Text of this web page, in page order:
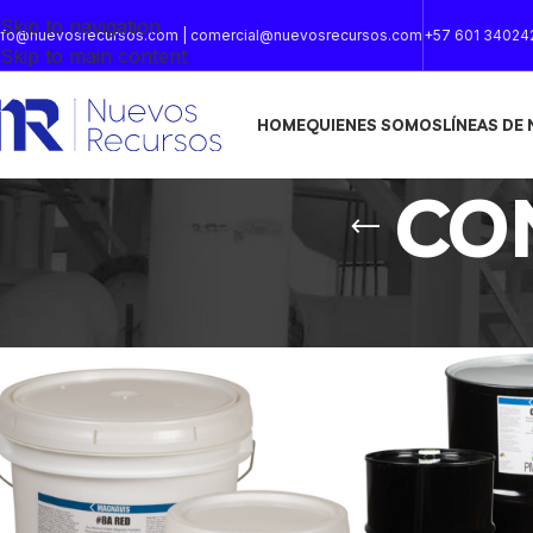
Skip to navigation
Skip to main content
| comercial@nuevosrecursos.com +57 601
HOMEQUIENES SOMOSLÍNEAS DE